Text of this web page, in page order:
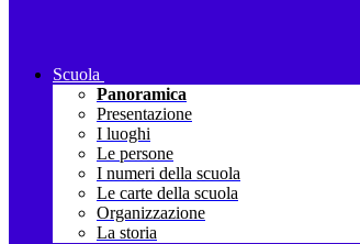
Scuola
Panoramica
Presentazione
I luoghi
Le persone
I numeri della scuola
Le carte della scuola
Organizzazione
La storia